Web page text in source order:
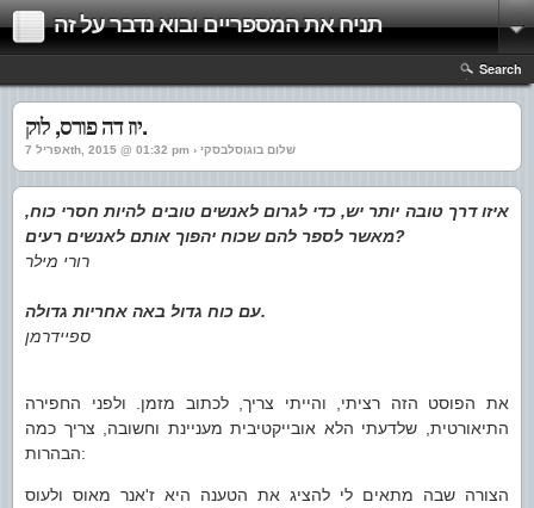
תניח את המספריים ובוא נדבר על זה
Search
יוז דה פורס, לוק.
אפריל 7th, 2015 @ 01:32 pm › שלום בוגוסלבסקי
איזו דרך טובה יותר יש, כדי לגרום לאנשים טובים להיות חסרי כוח,
מאשר לספר להם שכוח יהפוך אותם לאנשים רעים?
רורי מילר
עם כוח גדול באה אחריות גדולה.
ספיידרמן
את הפוסט הזה רציתי, והייתי צריך, לכתוב מזמן. ולפני החפירה
התיאורטית, שלדעתי הלא אובייקטיבית מעניינת וחשובה, צריך כמה
הבהרות:
הצורה שבה מתאים לי להציג את הטענה היא ז'אנר מאוס ולעוס